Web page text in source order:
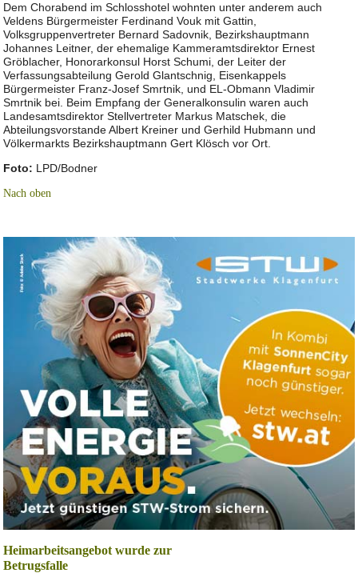
Dem Chorabend im Schlosshotel wohnten unter anderem auch
Veldens Bürgermeister Ferdinand Vouk mit Gattin,
Volksgruppenvertreter Bernard Sadovnik, Bezirkshauptmann
Johannes Leitner, der ehemalige Kammeramtsdirektor Ernest
Gröblacher, Honorarkonsul Horst Schumi, der Leiter der
Verfassungsabteilung Gerold Glantschnig, Eisenkappels
Bürgermeister Franz-Josef Smrtnik, und EL-Obmann Vladimir
Smrtnik bei. Beim Empfang der Generalkonsulin waren auch
Landesamtsdirektor Stellvertreter Markus Matschek, die
Abteilungsvorstande Albert Kreiner und Gerhild Hubmann und
Völkermarkts Bezirkshauptmann Gert Klösch vor Ort.
Foto: LPD/Bodner
Nach oben
Heimarbeitsangebot wurde zur
Betrugsfalle